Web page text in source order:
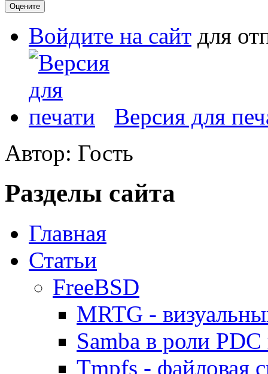
Войдите на сайт для
Версия для
Автор: Гость
Разделы сайта
Главная
Статьи
FreeBSD
MRTG -
Samba в роли
Tmpfs - файловая